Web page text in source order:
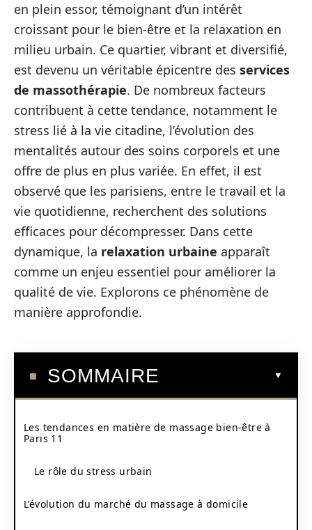
en plein essor, témoignant d’un intérêt
croissant pour le bien-être et la relaxation en
milieu urbain. Ce quartier, vibrant et diversifié,
est devenu un véritable épicentre des services
de massothérapie. De nombreux facteurs
contribuent à cette tendance, notamment le
stress lié à la vie citadine, l’évolution des
mentalités autour des soins corporels et une
offre de plus en plus variée. En effet, il est
observé que les parisiens, entre le travail et la
vie quotidienne, recherchent des solutions
efficaces pour décompresser. Dans cette
dynamique, la relaxation urbaine apparaît
comme un enjeu essentiel pour améliorer la
qualité de vie. Explorons ce phénomène de
manière approfondie.
SOMMAIRE
Les tendances en matière de massage bien-être à
Paris 11
Le rôle du stress urbain
L’évolution du marché du massage à domicile